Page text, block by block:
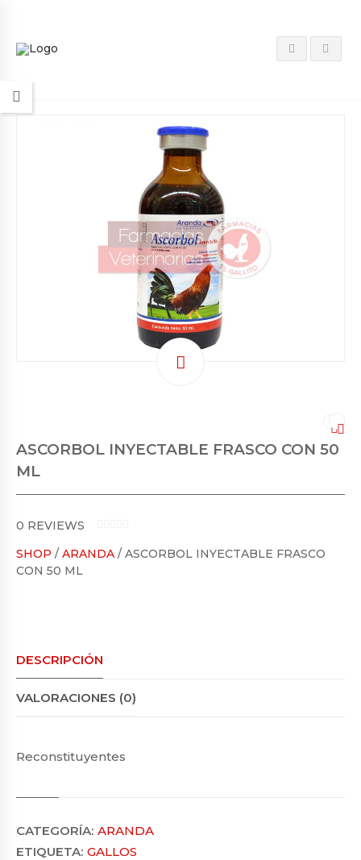
ASCORBOL INYECTABLE FRASCO CON 50
ML
0 REVIEWS
O
SHOP / ARANDA / ASCORBOL INYECTABLE FRASCO
CON 50 ML
DESCRIPCIÓN
VALORACIONES (0)
Reconstituyentes
CATEGORÍA: ARANDA
ETIQUETA: GALLOS